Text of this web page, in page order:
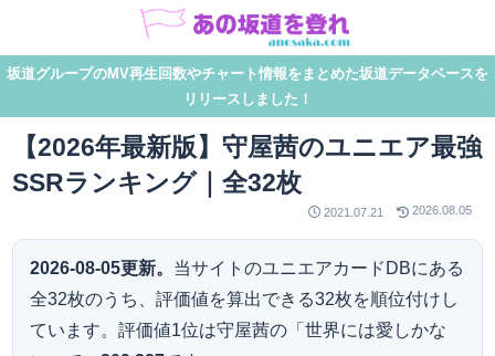
坂道グループのMV再生回数やチャート情報をまとめた坂道データベースを
リリースしました！
【2026年最新版】守屋茜のユニエア最強
SSRランキング｜全32枚
2021.07.21 2026.08.05
2026-08-05更新。 当サイトのユニエアカードDBにある
全32枚のうち、評価値を算出できる32枚を順位付けし
ています。評価値1位は守屋茜の「世界には愛しかな